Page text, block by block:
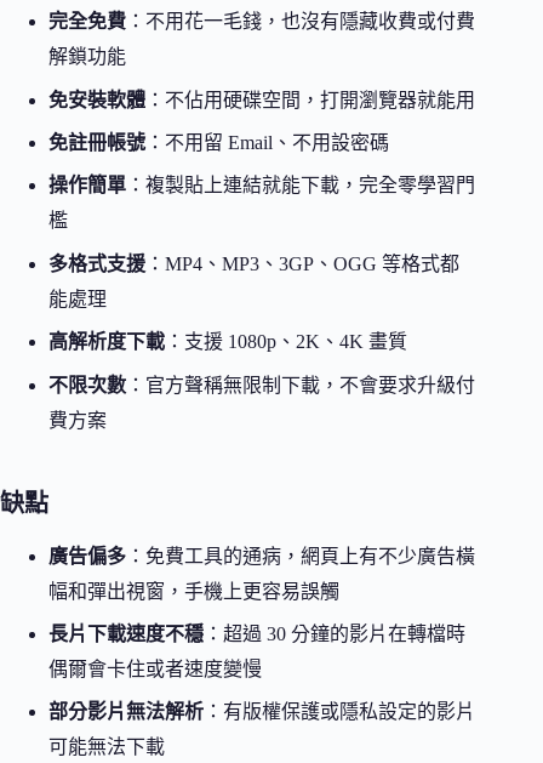
完全免費 ：不用花一毛錢，也沒有隱藏收費或付費
解鎖功能
免安裝軟體 ：不佔用硬碟空間，打開瀏覽器就能用
免註冊帳號：不用留 Email、不用設密碼
操作簡單 ：複製貼上連結就能下載，完全零學習門
檻
多格式支援 ：MP4、MP3、3GP、OGG 等格式都
能處理
高解析度下載 ：支援 1080p、2K、4K 畫質
不限次數 ：官方聲稱無限制下載，不會要求升級付
費方案
缺點
廣告偏多 ：免費工具的通病，網頁上有不少廣告橫
幅和彈出視窗，手機上更容易誤觸
長片下載速度不穩 ：超過 30 分鐘的影片在轉檔時
偶爾會卡住或者速度變慢
部分影片無法解析 ：有版權保護或隱私設定的影片
可能無法下載